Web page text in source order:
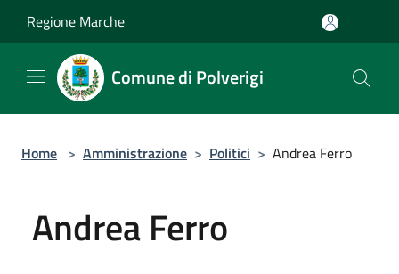
Regione Marche
Comune di Polverigi
Home > Amministrazione > Politici > Andrea Ferro
Andrea Ferro